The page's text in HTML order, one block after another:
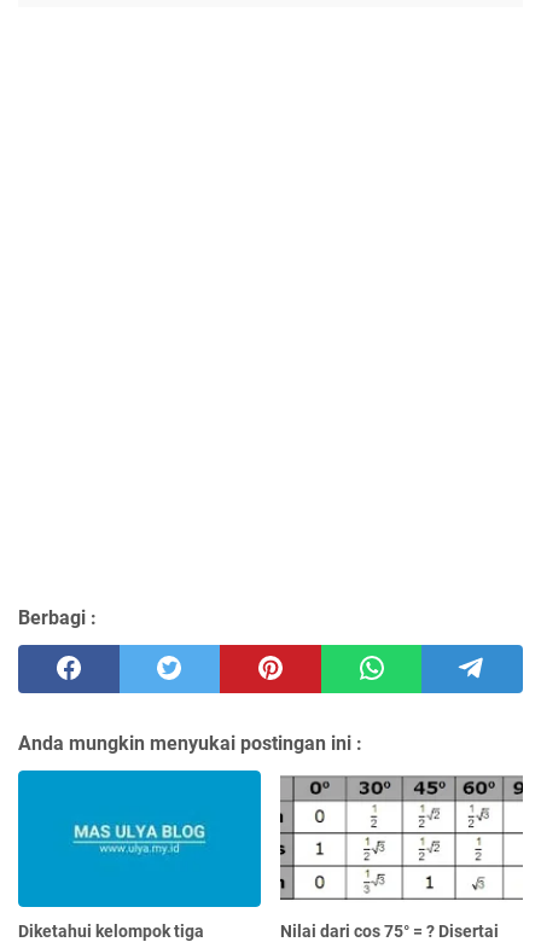
Berbagi :
Anda mungkin menyukai postingan ini :
Diketahui kelompok tiga
Nilai dari cos 75° = ? Disertai